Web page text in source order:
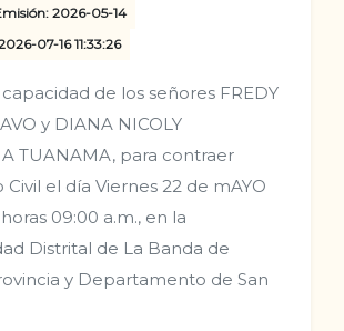
2026-05-14
07-16 11:33:26
de los señores FREDY
y DIANA NICOLY
TUANAMA, para contraer
el día Viernes 22 de mAYO
09:00 a.m., en la
Distrital de La Banda de
y Departamento de San